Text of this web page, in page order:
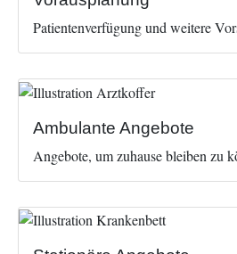
Patientenverfügung und weitere
Image
Ambulante Angebote
Angebote, um zuhause bleiben zu
Image